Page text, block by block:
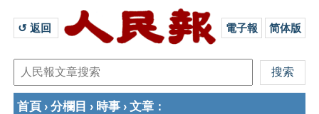
↺ 返回 電子報 简体版
首頁 › 分欄目 › 時事 › 文章 ：